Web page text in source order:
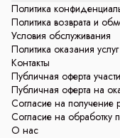
Политика
Политика возврата и
Условия обслуживания
Политика оказания
Контакты
Публичная оферта
Публичная оферта на
Согласие на получение
Согласие на обработку
О нас